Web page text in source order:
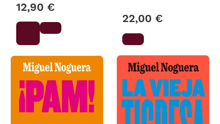
12,90 €
22,00 €